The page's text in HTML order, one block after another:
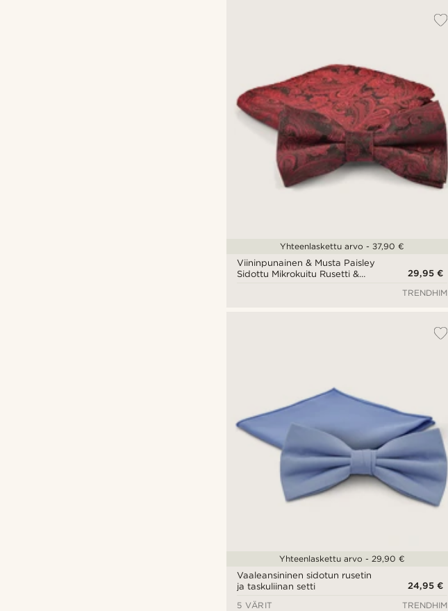
Viininpunainen & Musta Paisley
Sidottu Mikrokuitu Rusetti &
29,95 €
Yhteenlaskettu arvo - 37,90 €
TRENDHIM
Vaaleansininen sidotun rusetin
ja taskuliinan setti
24,95 €
Yhteenlaskettu arvo - 29,90 €
5 VÄRIT TRENDHIM